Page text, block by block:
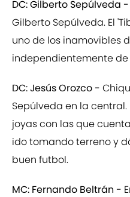
DC: Gilberto Sepúlveda -
Gilberto Sepúlveda. El
uno de los inamovibles
independientemente
DC: Jesús Orozco -
Sepúlveda en la central.
joyas con las que
ido tomando terreno y
buen futbol.
MC: Fernando Beltrán -